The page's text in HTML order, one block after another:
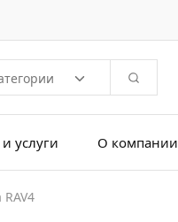
услуги О компании